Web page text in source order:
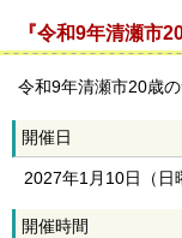
『令和9年清瀬市
令和9年清瀬市20歳
開催日
2027年1月10日（日
開催時間